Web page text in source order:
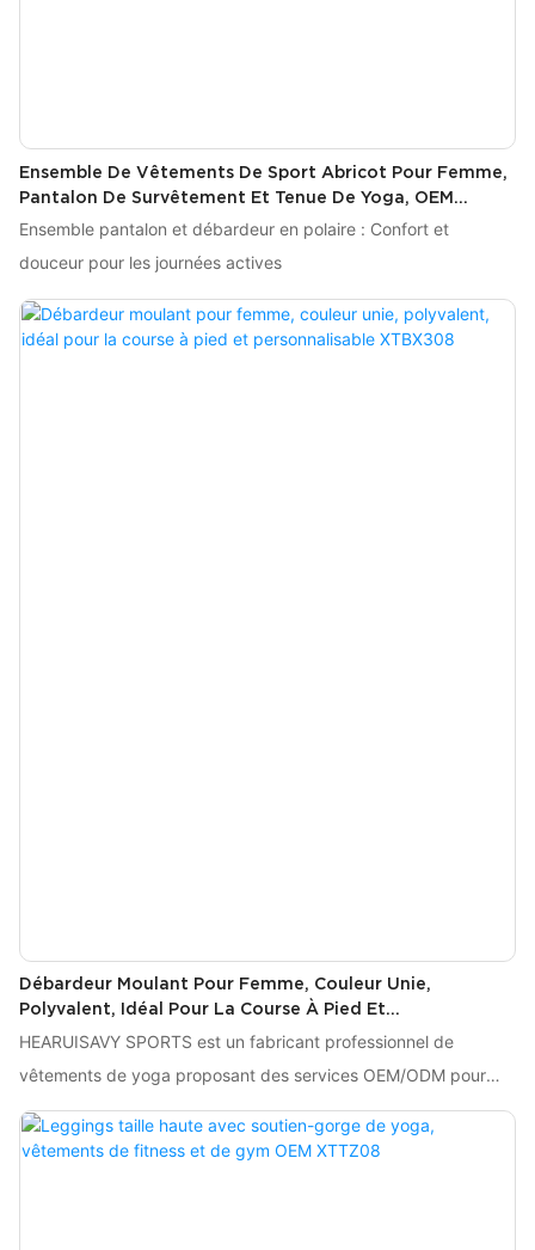
Ensemble De Vêtements De Sport Abricot Pour Femme,
Pantalon De Survêtement Et Tenue De Yoga, OEM
XTTZ308
Ensemble pantalon et débardeur en polaire : Confort et
douceur pour les journées actives
Débardeur Moulant Pour Femme, Couleur Unie,
Polyvalent, Idéal Pour La Course À Pied Et
Personnalisable XTBX308
HEARUISAVY SPORTS est un fabricant professionnel de
vêtements de yoga proposant des services OEM/ODM pour
des leggings taille haute et des soutiens-gorge de sport haut
de gamme.